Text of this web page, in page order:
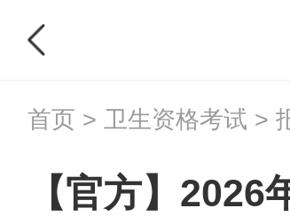
首页 > 卫生资格考试 >
【官方】